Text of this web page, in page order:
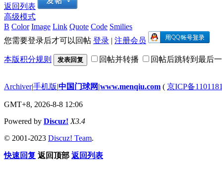
返回列表
高级模式
B Color Image Link Quote Code Smilies
您需要登录后才可以回帖 登录 | 注册会员
本版积分规则 发表回复 回帖并转播 回帖后跳转到最后
Archiver|手机版|中国门球网|www.menqiu.com ( 京ICP备
GMT+8, 2026-8-8 12:06
Powered by Discuz! X3.4
© 2001-2023 Discuz! Team.
快速回复 返回顶部 返回列表